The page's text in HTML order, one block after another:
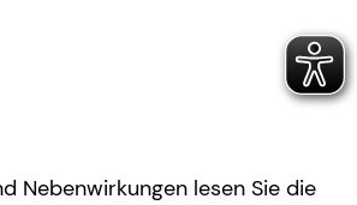
Nebenwirkungen lesen Sie die